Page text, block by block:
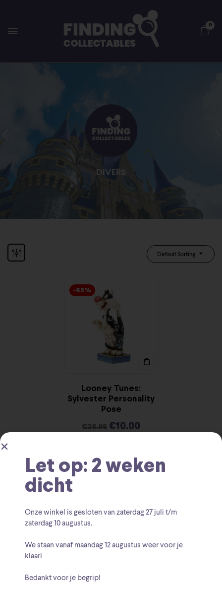
0
DIVERS
Default Sorting
-65%
Looney Tunes:
Sylvester Personality
Pose
€28.95 €10.00
Let op: 2 weken
dicht
Onze winkel is gesloten van zaterdag27 juli t/m
zaterdag 10 augustus.
We staan vanaf maandag 12 augustus weer voor je
klaar!
Bedankt voor je begrip!